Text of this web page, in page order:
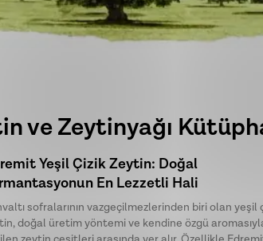
ve Zeytinyağı
Yeşil Çizik Zeytin: Doğal
En Lezzetli Hali
sofralarının vazgeçilmezlerinden biri olan yeşil
doğal üretim yöntemi ve kendine özgü